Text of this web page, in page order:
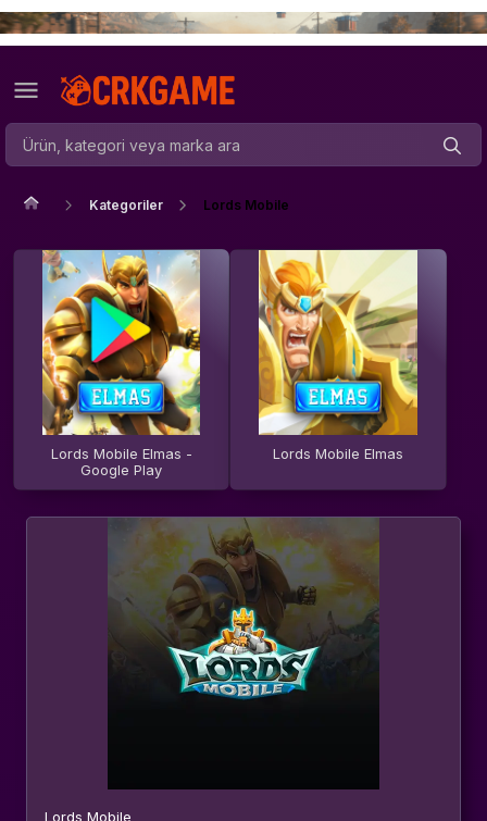
Kategoriler Lords Mobile
Lords Mobile Elmas -
Google Play
Lords Mobile Elmas
Lords Mobile